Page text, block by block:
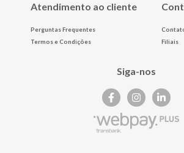
Atendimento ao cliente
Perguntas Frequentes
Termos e Condições
Filiais
Siga-nos